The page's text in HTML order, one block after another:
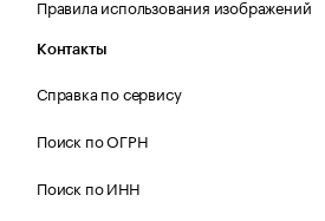
Правила использования изображений
Контакты
Справка по сервису
Поиск по ОГРН
Поиск по ИНН